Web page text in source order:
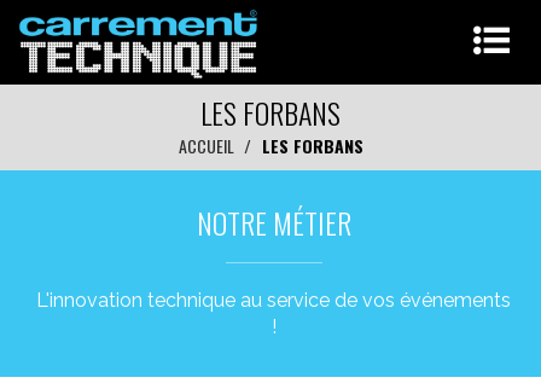
LES FORBANS
ACCUEIL LES FORBANS
NOTRE MÉTIER
L'innovation technique au service de vos événements
!